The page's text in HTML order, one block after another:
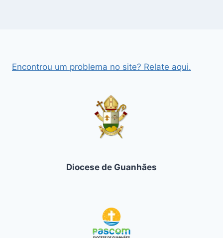
Encontrou um problema no site? Relate aqui.
Diocese de Guanhães